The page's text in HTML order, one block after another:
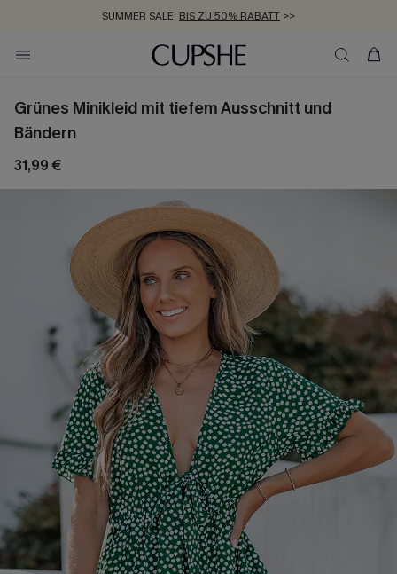
SUMMER SALE: BIS ZU 50% RABATT >>
ZUM NEWSLETTER:BIS ZU -20% EXTRA ERHALTEN
KOSTENLOSER VERSAND AB 89 €
Grünes Minikleid mit tiefem Ausschnitt und
Bändern
31,99 €